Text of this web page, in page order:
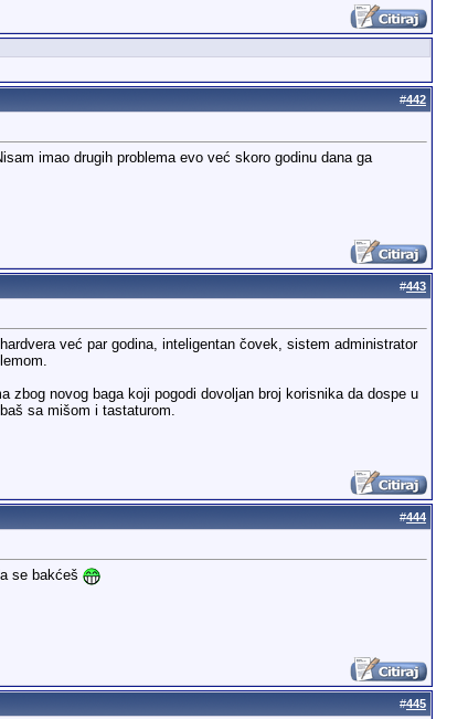
#442
imao drugih problema evo već skoro godinu dana ga
#443
već par godina, inteligentan čovek, sistem administrator
novog baga koji pogodi dovoljan broj korisnika da dospe u
sa mišom i tastaturom.
#444
se bakćeš
#445